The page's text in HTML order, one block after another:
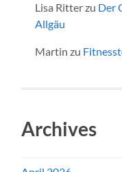
Lisa Ritterzu Der
Allgäu
Martin zu
Archives